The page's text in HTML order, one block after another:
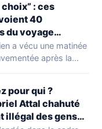
choix” : ces
40
du voyage
stade, ils les
heure
a vécu une matinée
après la
pour qui ?
Attal chahuté
illégal des gens